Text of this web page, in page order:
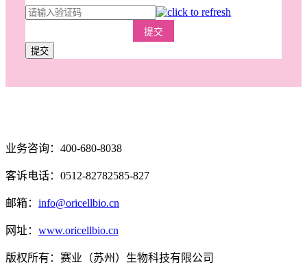
提交
提交
业务咨询：400-680-8038
客诉电话：0512-82782585-827
邮箱： info@oricellbio.cn
网址： www.oricellbio.cn
版权所有：赛业（苏州）生物科技有限公司